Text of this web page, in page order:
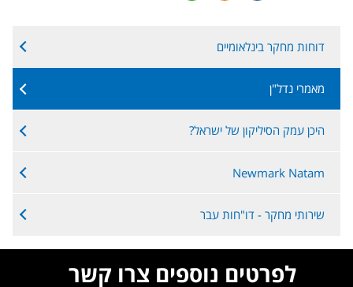
דוחות מחקר בינלאומיים
מאמרי נדל"ן
היכן עמק הסיליקון של ישראל?
Newmark Natam
שירותי מחקר - דו"חות עבר
לפרטים נוספים צרו קשר